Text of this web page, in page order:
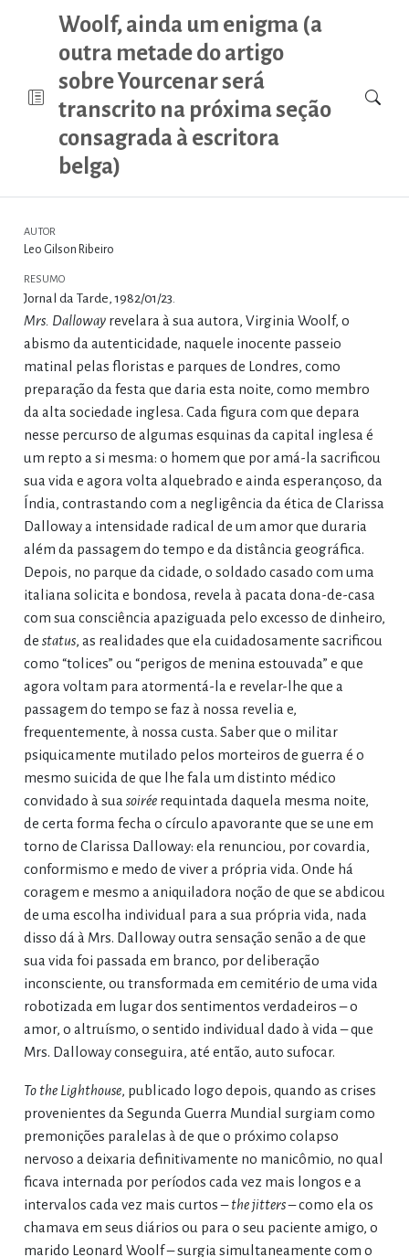
Woolf, ainda um enigma (a
outra metade do artigo
sobre Yourcenar será
transcrito na próxima seção
consagrada à escritora
belga)
AUTOR
Leo Gilson Ribeiro
RESUMO
Jornal da Tarde, 1982/01/23.
Mrs. Dallowayrevelara à sua autora, Virginia Woolf, o
abismo da autenticidade, naquele inocente passeio
matinal pelas floristas e parques de Londres, como
preparação da festa que daria esta noite, como membro
da alta sociedade inglesa. Cada figura com que depara
nesse percurso de algumas esquinas da capital inglesa é
um repto a si mesma: o homem que por amá-la sacrificou
sua vida e agora volta alquebrado e ainda esperançoso, da
Índia, contrastando com a negligência da ética de Clarissa
Dalloway a intensidade radical de um amor que duraria
além da passagem do tempo e da distância geográfica.
Depois, no parque da cidade, o soldado casado com uma
italiana solicita e bondosa, revela à pacata dona-de-casa
com sua consciência apaziguada pelo excesso de dinheiro,
de status, as realidades que ela cuidadosamente sacrificou
como “tolices” ou “perigos de menina estouvada” e que
agora voltam para atormentá-la e revelar-lhe que a
passagem do tempo se faz à nossa revelia e,
frequentemente, à nossa custa. Saber que o militar
psiquicamente mutilado pelos morteiros de guerra é o
mesmo suicida de que lhe fala um distinto médico
convidado à sua soiréerequintada daquela mesma noite,
de certa forma fecha o círculo apavorante que se une em
torno de Clarissa Dalloway: ela renunciou, por covardia,
conformismo e medo de viver a própria vida. Onde há
coragem e mesmo a aniquiladora noção de que se abdicou
de uma escolha individual para a sua própria vida, nada
disso dá à Mrs. Dalloway outra sensação senão a de que
sua vida foi passada em branco, por deliberação
inconsciente, ou transformada em cemitério de uma vida
robotizada em lugar dos sentimentos verdadeiros – o
amor, o altruísmo, o sentido individual dado à vida – que
Mrs. Dalloway conseguira, até então, auto sufocar.
To the Lighthouse, publicado logo depois, quando as crises
provenientes da Segunda Guerra Mundial surgiam como
premonições paralelas à de que o próximo colapso
nervoso a deixaria definitivamente no manicômio, no qual
ficava internada por períodos cada vez mais longos e a
intervalos cada vez mais curtos –the jitters– como ela os
chamava em seus diários ou para o seu paciente amigo, o
marido Leonard Woolf – surgia simultaneamente com o